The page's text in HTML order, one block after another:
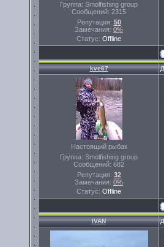
Группа: Smolfishing group
Сообщений: 2315
Репутация: 50
Замечания: 0%
Статус: Offline
kve67
Настоящий рыбак
Группа: Smolfishing group
Сообщений: 682
Репутация: 32
Замечания: 0%
Статус: Offline
IVAN